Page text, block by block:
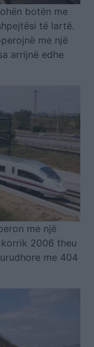
botën me
të lartë.
me një
arrijnë edhe
me një
2006 theu
me 404